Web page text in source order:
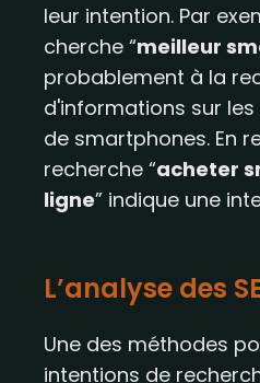
leur intention. Par
cherche “meilleur
probablement à la
d'informations sur
de smartphones. En
recherche “acheter
ligne” indique une
L’analyse des
Une des méthodes
intentions de